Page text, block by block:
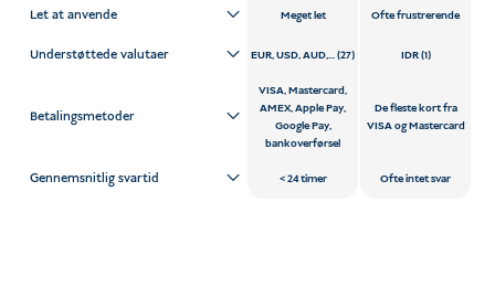
Let at anvende Meget let Ofte frustrerende
Understøttede valutaer EUR, USD, AUD,... (27) IDR (1)
Betalingsmetoder
VISA, Mastercard,
AMEX, Apple Pay,
Google Pay,
bankoverførsel
De fleste kort fra
VISA og Mastercard
Gennemsnitlig svartid 24 timer Ofte intet svar